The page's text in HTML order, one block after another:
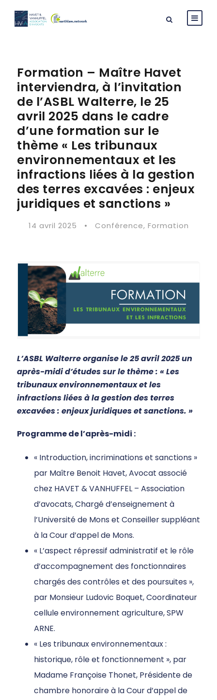
Formation – Maître Havet
interviendra, à l’invitation
de l’ASBL Walterre, le 25
avril 2025 dans le cadre
d’une formation sur le
thème « Les tribunaux
environnementaux et les
infractions liées à la gestion
des terres excavées : enjeux
juridiques et sanctions »
14 avril 2025 • Conférence, Formation
L’ASBL Walterre organise le 25 avril 2025 un
après-midi d’études sur le thème : « Les
tribunaux environnementaux et les
infractions liées à la gestion des terres
excavées : enjeux juridiques et sanctions. »
Programme de l’après-midi :
« Introduction, incriminations et sanctions »
par Maître Benoit Havet, Avocat associé
chez HAVET & VANHUFFEL – Association
d’avocats, Chargé d’enseignement à
l’Université de Mons et Conseiller suppléant
à la Cour d’appel de Mons.
« L’aspect répressif administratif et le rôle
d’accompagnement des fonctionnaires
chargés des contrôles et des poursuites »,
par Monsieur Ludovic Boquet, Coordinateur
cellule environnement agriculture, SPW
ARNE.
« Les tribunaux environnementaux :
historique, rôle et fonctionnement », par
Madame Françoise Thonet, Présidente de
chambre honoraire à la Cour d’appel de